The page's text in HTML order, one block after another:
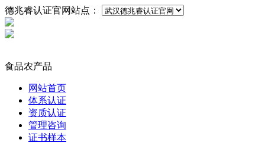
德兆睿认证官网站点：
食品农产品
网站首页
体系认证
资质认证
管理咨询
证书样本